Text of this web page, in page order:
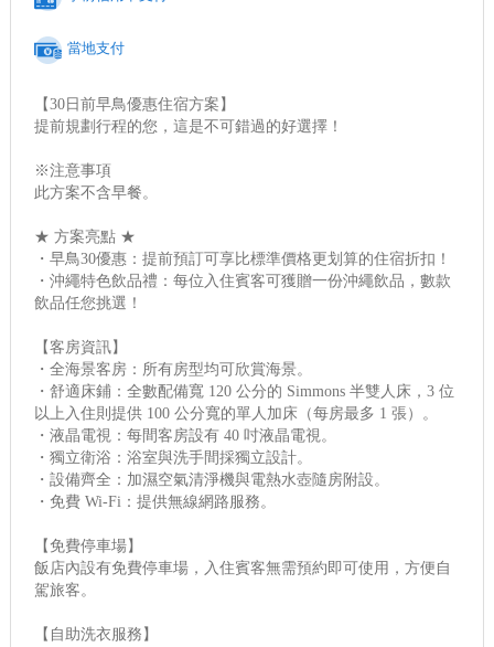
當地支付
【30日前早鳥優惠住宿方案】
提前規劃行程的您，這是不可錯過的好選擇！
※注意事項
此方案不含早餐。
★ 方案亮點 ★
・早鳥30優惠：提前預訂可享比標準價格更划算的住宿折扣！
・沖繩特色飲品禮：每位入住賓客可獲贈一份沖繩飲品，數款
飲品任您挑選！
【客房資訊】
・全海景客房：所有房型均可欣賞海景。
・舒適床鋪：全數配備寬 120 公分的 Simmons 半雙人床，3 位
以上入住則提供 100 公分寬的單人加床（每房最多 1 張）。
・液晶電視：每間客房設有 40 吋液晶電視。
・獨立衛浴：浴室與洗手間採獨立設計。
・設備齊全：加濕空氣清淨機與電熱水壺隨房附設。
・免費 Wi-Fi：提供無線網路服務。
【免費停車場】
飯店內設有免費停車場，入住賓客無需預約即可使用，方便自
駕旅客。
【自助洗衣服務】